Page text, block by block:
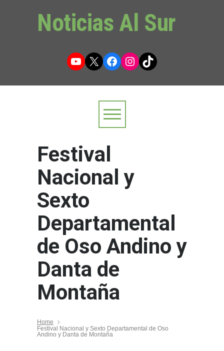
Noticias Al Sur
YouTube
X Facebook
Instagram
TikTok
Festival
Nacional y
Sexto
Departamental
de Oso Andino y
Danta de
Montaña
Home
Festival Nacional y Sexto Departamental de Oso
Andino y Danta de Montaña